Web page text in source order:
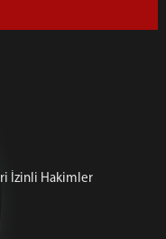
İzinli Hakimler